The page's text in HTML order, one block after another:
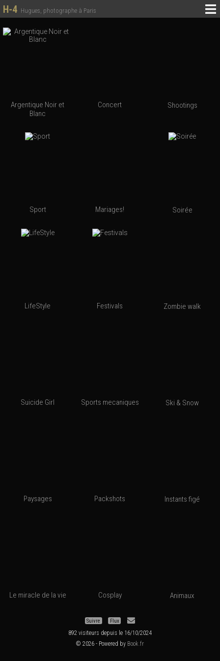
H-4 Hugues, photographe à Paris
Argentique Noir et
Blanc
Concert Shootings
Sport Mariages! Soirée
LifeStyle Festivals Zombie walk
Suicide Girl Sports mecaniques Ski & Snow
Paysages Packshots Instants figé
Le miracle de la vie Cosplay Animaux
Suivre Flux
892 visiteurs depuis le 16/10/2024
© 2026 - Powered by Book.fr